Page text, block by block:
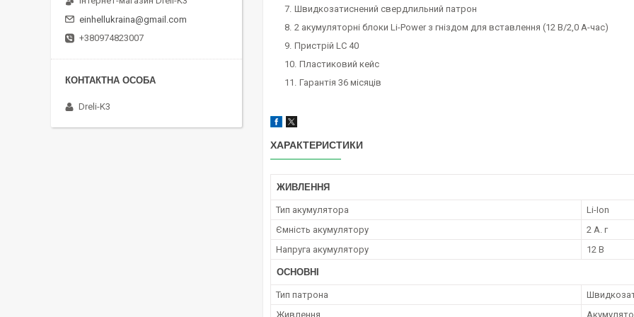
Швидкозатиснений свердлильний патрон
2 акумуляторні блоки Li-Power з гніздом для вставлення (12 В/2,0 А-час)
Пристрій LC 40
Пластиковий кейс
Гарантія 36 місяців
ХАРАКТЕРИСТИКИ
ЖИВЛЕННЯ
Тип акумулятора
Li-Ion
Ємність акумулятору
2 А. г
Напруга акумулятору
12 В
ОСНОВНІ
Тип патрона
Живлення
einhellukraina@gmail.com
+380974823007
Dreli-K3